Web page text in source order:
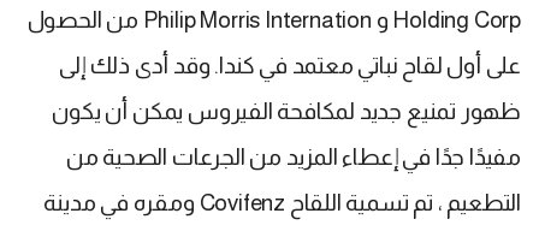
Holding Corp و Philip Morris Internation من الحصول
على أول لقاح نباتي معتمد في كندا. وقد أدى ذلك إلى
ظهور تمنيع جديد لمكافحة الفيروس يمكن أن يكون
مفيدًا جدًا في إعطاء المزيد من الجرعات الصحية من
التطعيم ، تم تسمية اللقاح Covifenz ومقره في مدينة